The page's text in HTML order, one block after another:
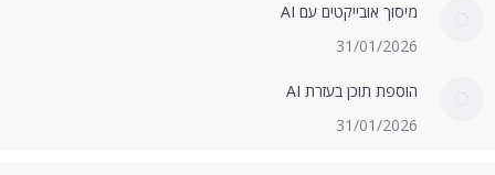
מיסוך אובייקטים עם AI
31/01/2026
הוספת תוכן בעזרת AI
31/01/2026